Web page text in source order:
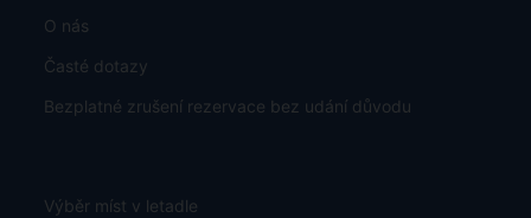
O nás
Časté dotazy
Bezplatné zrušení rezervace bez udání důvodu
Výběr míst v letadle